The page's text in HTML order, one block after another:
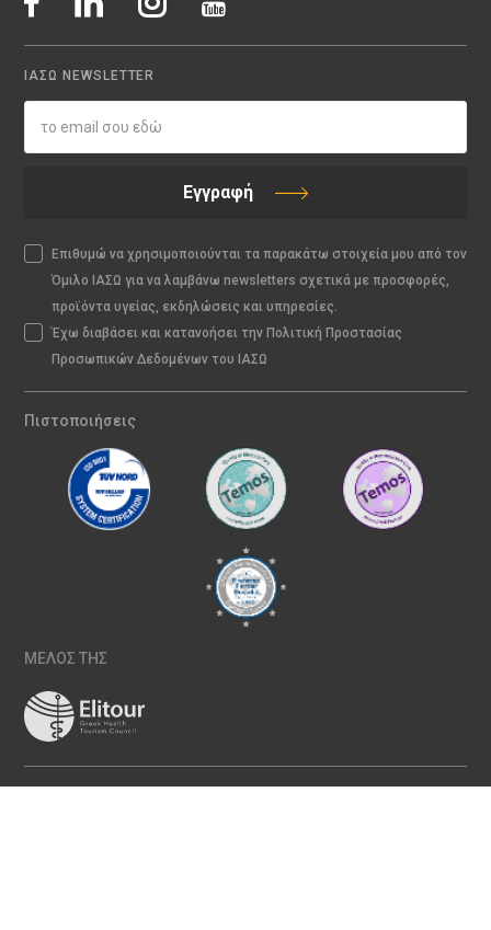
ΙΑΣΩ NEWSLETTER
Εγγραφή
Επιθυμώ να χρησιμοποιούνται τα παρακάτω στοιχεία μου από τον
Όμιλο ΙΑΣΩ για να λαμβάνω newsletters σχετικά με προσφορές,
προϊόντα υγείας, εκδηλώσεις και υπηρεσίες.
Έχω διαβάσει και κατανοήσει την Πολιτική Προστασίας
Προσωπικών Δεδομένων του ΙΑΣΩ
Πιστοποιήσεις
ΜΕΛΟΣ ΤΗΣ